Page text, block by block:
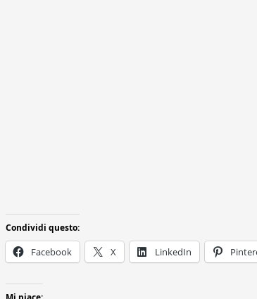
Condividi questo:
Facebook X LinkedIn